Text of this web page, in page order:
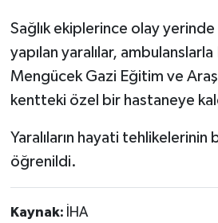
Sağlık ekiplerince olay
yapılan yaralılar, ambulanslarla
Mengücek Gazi Eğitim ve
kentteki özel bir hastaneye
Yaralıların hayati tehlikelerinin
öğrenildi.
Kaynak: İHA